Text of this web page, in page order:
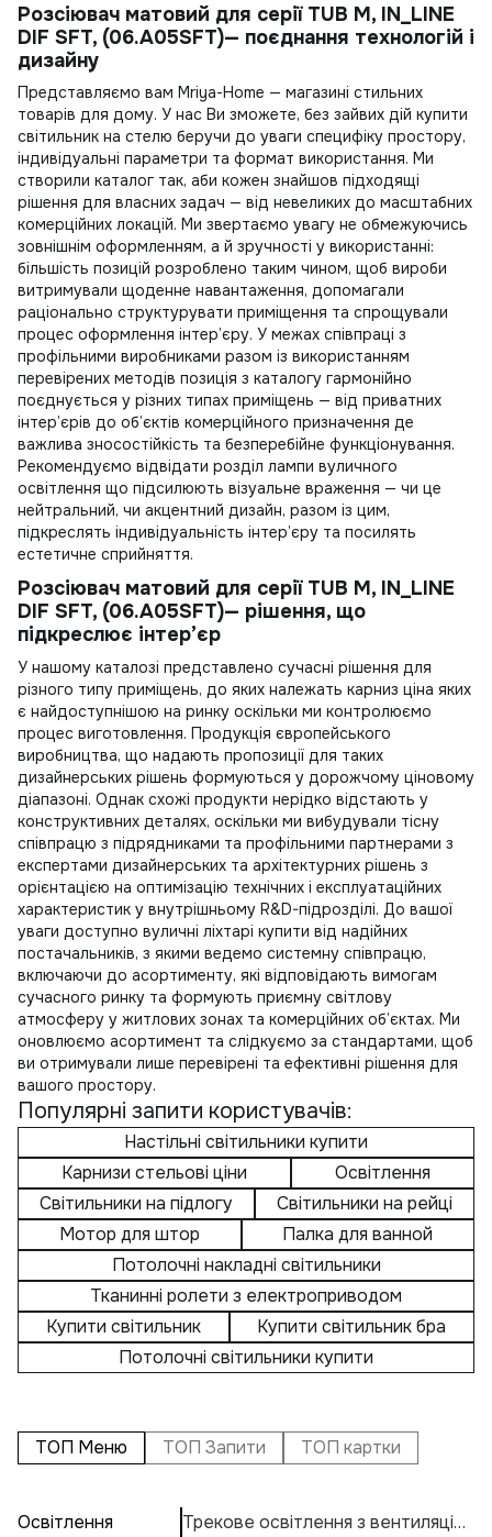
Розсіювач матовий для серії TUB M, IN_LINE
DIF SFT, (06.A05SFT)— поєднання технологій і
дизайну
Представляємо вам Mriya-Home — магазині стильних
товарів для дому. У нас Ви зможете, без зайвих дій купити
світильник на стелю беручи до уваги специфіку простору,
індивідуальні параметри та формат використання. Ми
створили каталог так, аби кожен знайшов підходящі
рішення для власних задач — від невеликих до масштабних
комерційних локацій. Ми звертаємо увагу не обмежуючись
зовнішнім оформленням, а й зручності у використанні:
більшість позицій розроблено таким чином, щоб вироби
витримували щоденне навантаження, допомагали
раціонально структурувати приміщення та спрощували
процес оформлення інтер’єру. У межах співпраці з
профільними виробниками разом із використанням
перевірених методів позиція з каталогу гармонійно
поєднується у різних типах приміщень — від приватних
інтер’єрів до об’єктів комерційного призначення де
важлива зносостійкість та безперебійне функціонування.
Рекомендуємо відвідати розділ лампи вуличного
освітлення що підсилюють візуальне враження — чи це
нейтральний, чи акцентний дизайн, разом із цим,
підкреслять індивідуальність інтер’єру та посилять
естетичне сприйняття.
Розсіювач матовий для серії TUB M, IN_LINE
DIF SFT, (06.A05SFT)— рішення, що
підкреслює інтер’єр
У нашому каталозі представлено сучасні рішення для
різного типу приміщень, до яких належать карниз ціна яких
є найдоступнішою на ринку оскільки ми контролюємо
процес виготовлення. Продукція європейського
виробництва, що надають пропозиції для таких
дизайнерських рішень формуються у дорожчому ціновому
діапазоні. Однак схожі продукти нерідко відстають у
конструктивних деталях, оскільки ми вибудували тісну
співпрацю з підрядниками та профільними партнерами з
експертами дизайнерських та архітектурних рішень з
орієнтацією на оптимізацію технічних і експлуатаційних
характеристик у внутрішньому R&D-підрозділі. До вашої
уваги доступно вуличні ліхтарі купити від надійних
постачальників, з якими ведемо системну співпрацю,
включаючи до асортименту, які відповідають вимогам
сучасного ринку та формують приємну світлову
атмосферу у житлових зонах та комерційних об’єктах. Ми
оновлюємо асортимент та слідкуємо за стандартами, щоб
ви отримували лише перевірені та ефективні рішення для
вашого простору.
Популярні запити користувачів:
Настільні світильники купити
Карнизи стельові ціни
Освітлення
Світильники на підлогу
Світильники на рейці
Мотор для штор
Палка для ванной
Потолочні накладні світильники
Тканинні ролети з електроприводом
Купити світильник
Купити світильник бра
Потолочні світильники купити
ТОП Меню ТОП Запити ТОП картки
Освітлення
Трекове освітлення з вентиляцією